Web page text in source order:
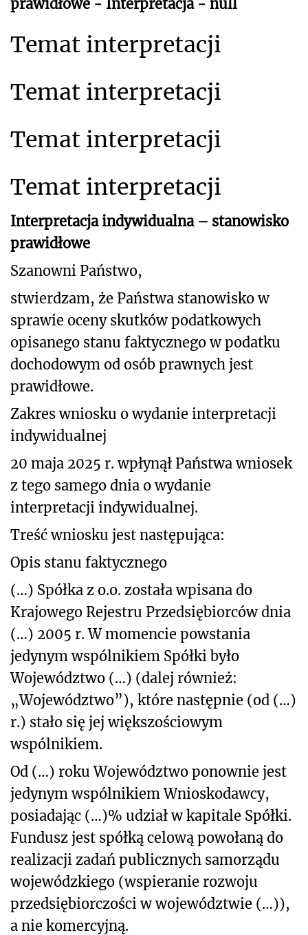
prawidłowe - Interpretacja - null
Temat interpretacji
Temat interpretacji
Temat interpretacji
Temat interpretacji
Interpretacja indywidualna – stanowisko
prawidłowe
Szanowni Państwo,
stwierdzam, że Państwa stanowisko w
sprawie oceny skutków podatkowych
opisanego stanu faktycznegow podatku
dochodowym od osób prawnych jest
prawidłowe.
Zakres wniosku o wydanie interpretacji
indywidualnej
20 maja 2025 r. wpłynął Państwa wniosek
z tego samego dnia o wydanie
interpretacji indywidualnej.
Treść wniosku jest następująca:
Opis stanu faktycznego
(…) Spółka z o.o. została wpisana do
Krajowego Rejestru Przedsiębiorców dnia
(…) 2005 r. W momencie powstania
jedynym wspólnikiem Spółki było
Województwo (…) (dalej również:
„Województwo”), które następnie (od (…)
r.) stało się jej większościowym
wspólnikiem.
Od (…) roku Województwo ponownie jest
jedynym wspólnikiem Wnioskodawcy,
posiadając (…)% udział w kapitale Spółki.
Fundusz jest spółką celową powołaną do
realizacji zadań publicznych samorządu
wojewódzkiego (wspieranie rozwoju
przedsiębiorczości w województwie (…)),
a nie komercyjną.